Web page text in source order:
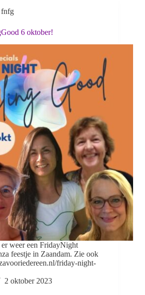
fnfg
6 oktober!
weer een FridayNight
feestje in Zaandam. Zie ook
friday-night-
2 oktober 2023